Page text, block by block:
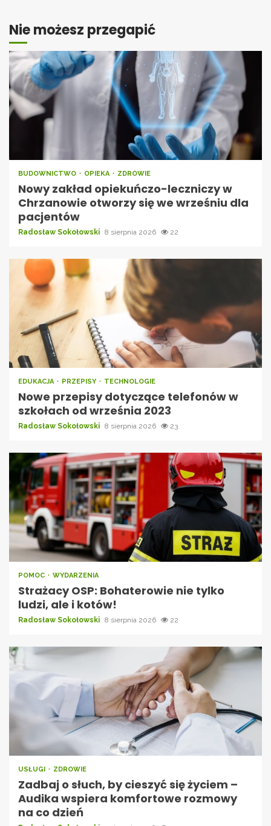
Nie możesz przegapić
BUDOWNICTWO OPIEKA ZDROWIE
Nowy zakład opiekuńczo-leczniczy w
Chrzanowie otworzy się we wrześniu dla
pacjentów
Radosław Sokołowski 8 sierpnia 2026 22
EDUKACJA PRZEPISY TECHNOLOGIE
Nowe przepisy dotyczące telefonów w
szkołach od września 2023
Radosław Sokołowski 8 sierpnia 2026 23
POMOC WYDARZENIA
Strażacy OSP: Bohaterowie nie tylko
ludzi, ale i kotów!
Radosław Sokołowski 8 sierpnia 2026 22
USŁUGI ZDROWIE
Zadbaj o słuch, by cieszyć się życiem –
Audika wspiera komfortowe rozmowy
na co dzień